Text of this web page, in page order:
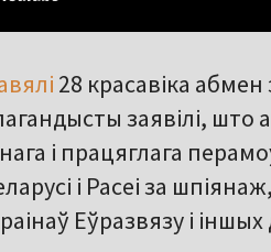
28 красавіка
заявілі, што
і працяглага
і Расеі за
Еўразвязу і